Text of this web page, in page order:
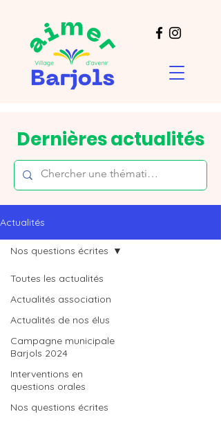
Dernières actualités
Actualités
Toutes les actualités
Actualités association
Actualités de nos élus
Campagne municipale
Barjols 2024
Interventions en
questions orales
Nos questions écrites
Nos questions écrites